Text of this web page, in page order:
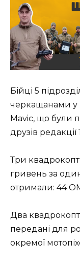
Бійці 5
черкащанами у
Mavic, що були
друзів редакції
Три
гривень за
отримали: 44
Два
передані для
окремої